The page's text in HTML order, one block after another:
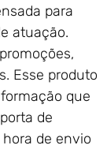
para
atuação.
Esse produto
que
de
de envio